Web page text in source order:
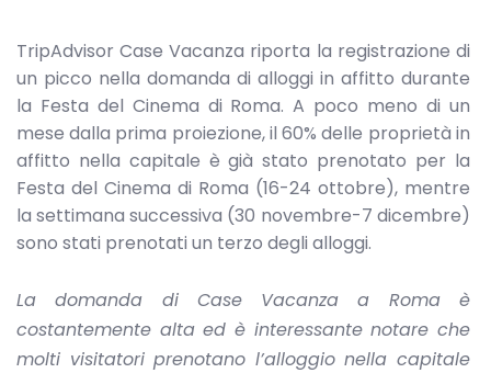
TripAdvisor Case Vacanza riporta la registrazione di
un picco nella domanda di alloggi in affitto durante
la Festa del Cinema di Roma. A poco meno di un
mese dalla prima proiezione, il 60% delle proprietà in
affitto nella capitale è già stato prenotato per la
Festa del Cinema di Roma (16-24 ottobre), mentre
la settimana successiva (30 novembre-7 dicembre)
sono stati prenotati un terzo degli alloggi.
La domanda di Case Vacanza a Roma è
costantemente alta ed è interessante notare che
molti visitatori prenotano l’alloggio nella capitale